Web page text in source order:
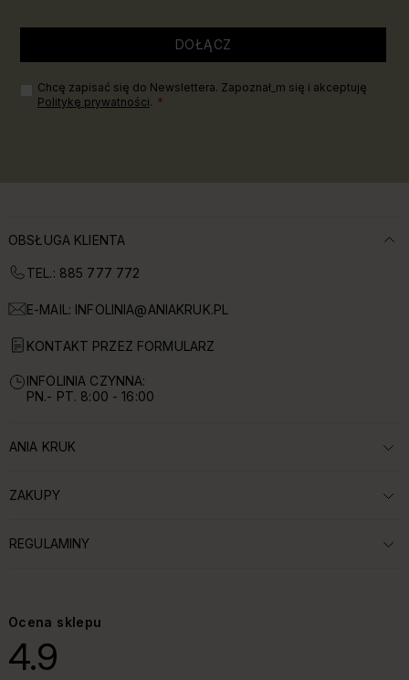
DOŁĄCZ
Chcę zapisać się do Newslettera. Zapoznał_m się i akceptuję
Politykę prywatności.
OBSŁUGA KLIENTA
TEL.: 885 777 772
E-MAIL: INFOLINIA@ANIAKRUK.PL
KONTAKT PRZEZ FORMULARZ
INFOLINIA CZYNNA:
PN.- PT. 8:00 - 16:00
ROZWIŃ SEKCJĘ:
ANIA KRUK
ROZWIŃ SEKCJĘ:
ZAKUPY
ROZWIŃ SEKCJĘ:
REGULAMINY
Ocena sklepu
4.9